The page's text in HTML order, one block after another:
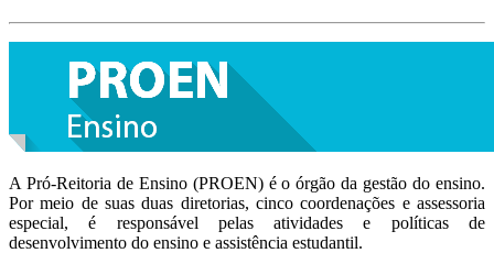
A Pró-Reitoria de Ensino (PROEN) é o órgão da gestão do ensino.
Por meio de suas duas diretorias, cinco coordenações e assessoria
especial, é responsável pelas atividades e políticas de
desenvolvimento do ensino e assistência estudantil.